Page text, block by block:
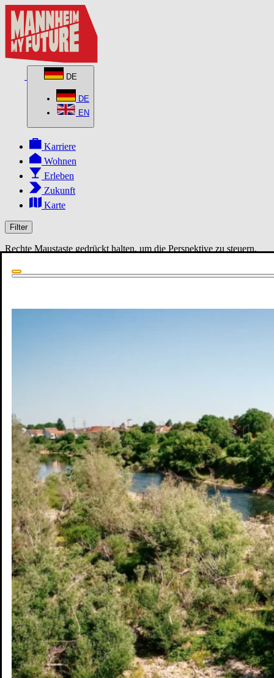
DE
DE
EN
Karriere
Wohnen
Erleben
Zukunft
Karte
Filter
Rechte Maustaste gedrückt halten, um die Perspektive zu steuern.
DE
Pressebereich
Kontakt
Newsletter
Impressum
Datenschutz
© Mannheim MyFuture | Design & Entwicklung Froschgift
Karriere
Wohnen
Erleben
Zukunft
Karte